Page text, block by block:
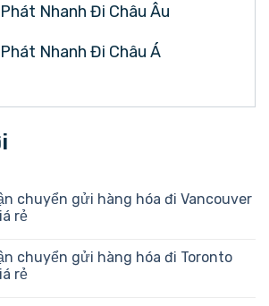
Nhanh Đi Châu Âu
Nhanh Đi Châu Á
chuyển gửi hàng hóa đi Vancouver
rẻ
chuyển gửi hàng hóa đi Toronto
rẻ